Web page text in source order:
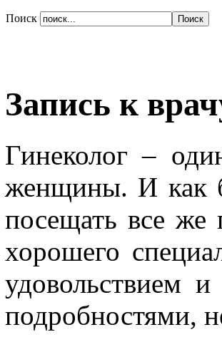
Поиск
Запись к
Гинеколог –
женщины. И как
посещать все же
хорошего
удовольствием
подробностями,